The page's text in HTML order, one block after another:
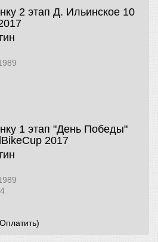
2 этап Д. Ильинское 10
1 этап "День Победы"
2017